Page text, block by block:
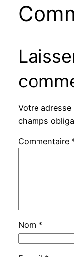
Votre adresse
champs
Commentaire
Nom *